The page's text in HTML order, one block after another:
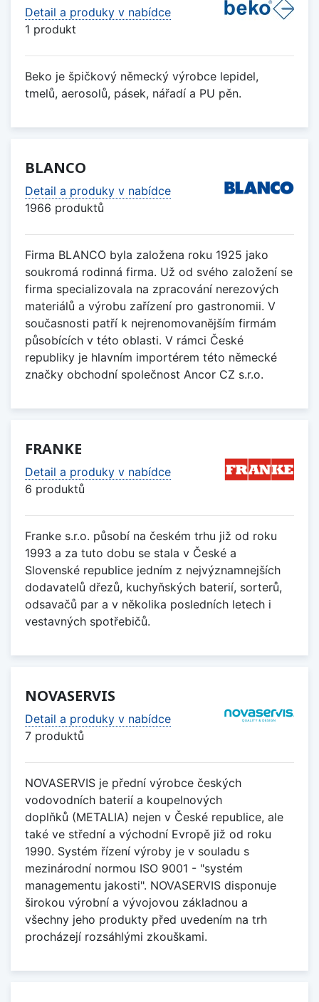
Detail a produky v nabídce
1 produkt
Beko je špičkový německý výrobce lepidel,
tmelů, aerosolů, pásek, nářadí a PU pěn.
BLANCO
Detail a produky v nabídce
1966 produktů
Firma BLANCO byla založena roku 1925 jako
soukromá rodinná firma. Už od svého založení se
firma specializovala na zpracování nerezových
materiálů a výrobu zařízení pro gastronomii. V
současnosti patří k nejrenomovanějším firmám
působících v této oblasti. V rámci České
republiky je hlavním importérem této německé
značky obchodní společnost Ancor CZ s.r.o.
FRANKE
Detail a produky v nabídce
6 produktů
Franke s.r.o. působí na českém trhu již od roku
1993 a za tuto dobu se stala v České a
Slovenské republice jedním z nejvýznamnejších
dodavatelů dřezů, kuchyňských baterií, sorterů,
odsavačů par a v několika posledních letech i
vestavných spotřebičů.
NOVASERVIS
Detail a produky v nabídce
7 produktů
NOVASERVIS je přední výrobce českých
vodovodních baterií a koupelnových
doplňků (METALIA) nejen v České republice, ale
také ve střední a východní Evropě již od roku
1990. Systém řízení výroby je v souladu s
mezinárodní normou ISO 9001 - "systém
managementu jakosti". NOVASERVIS disponuje
širokou výrobní a vývojovou základnou a
všechny jeho produkty před uvedením na trh
procházejí rozsáhlými zkouškami.